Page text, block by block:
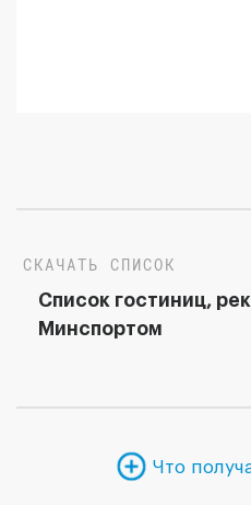
СКАЧАТЬ СПИСОК
Список гостиниц,
Минспортом
Что